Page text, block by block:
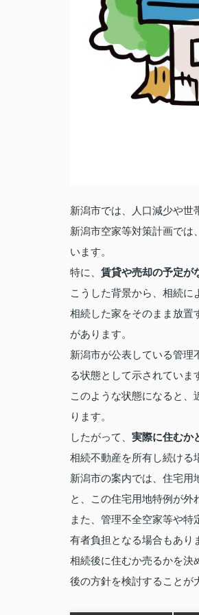
新潟市では、人口減少や世
新潟市空家等対策計画では
います。
特に、 賃貸や売却の予定が
こうした背景から、相続に
相続した家をそのまま放置
があります。
新潟市が公表している管理
る状態として示されていま
このような状態になると
ります。
したがって、 実際に住むか
相続不動産を所有し続ける
新潟市の案内では、住宅用
と、この住宅用地特例が外
また、管理不全空家等や
有者負担となる場合もあり
相続後に住むか売るかを決
後の方針を検討することが